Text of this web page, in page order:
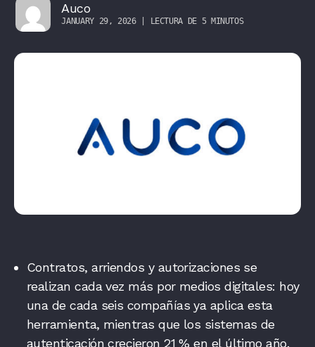
Auco
JANUARY 29, 2026 | LECTURA DE 5 MINUTOS
Contratos, arriendos y autorizaciones se
realizan cada vez más por medios digitales: hoy
una de cada seis compañías ya aplica esta
herramienta, mientras que los sistemas de
autenticación crecieron 21 % en el último año.